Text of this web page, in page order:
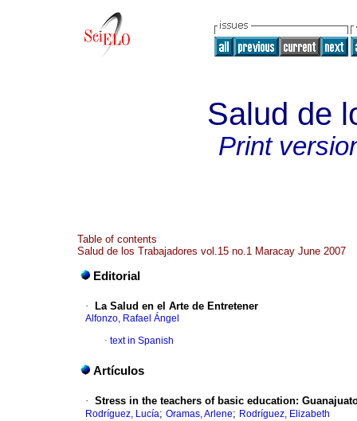
Salud de
Print
Table of contents
Salud de los Trabajadores vol.15 no.1 Maracay June 2007
Editorial
· La Salud en el Arte de Entretener
Alfonzo, Rafael Ángel
· text in Spanish
Artículos
· Stress in the teachers of basic education:
Rodríguez, Lucía; Oramas, Arlene; Rodríguez, Elizabeth